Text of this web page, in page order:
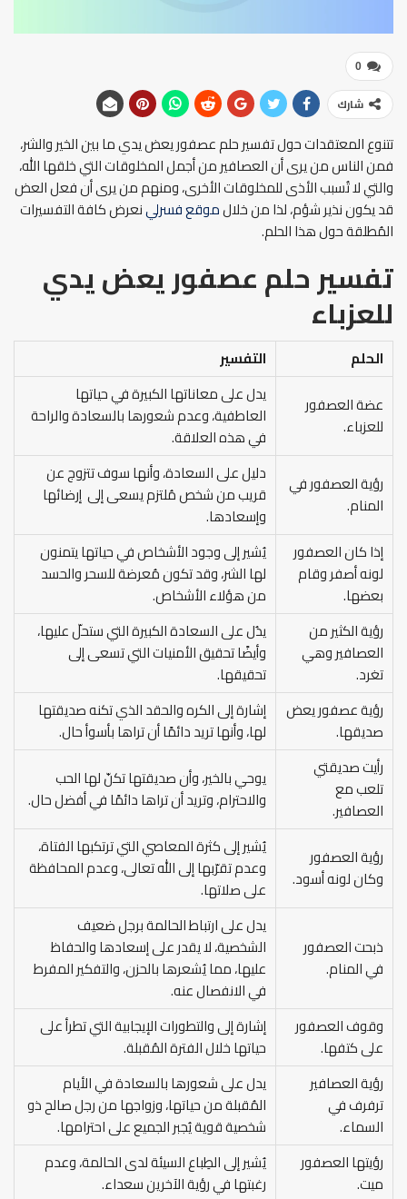
0
شارك
تتنوع المعتقدات حول تفسير حلم عصفور يعض يدي ما بين الخير والشر،
فمن الناس من يرى أن العصافير من أجمل المخلوقات التي خلقها الله،
والتي لا تُسبب الأذى للمخلوقات الأخرى، ومنهم من يرى أن فعل العض
قد يكون نذير شؤم، لذا من خلالموقع فسرلينعرض كافة التفسيرات
المُطلقة حول هذا الحلم.
تفسير حلم عصفور يعض يدي
للعزباء
الحلم
التفسير
عضة العصفور
للعزباء.
يدل على معاناتها الكبيرة في حياتها
العاطفية، وعدم شعورها بالسعادة والراحة
في هذه العلاقة.
رؤية العصفور في
المنام.
دليل على السعادة، وأنها سوف تتزوج عن
قريب من شخص مُلتزم يسعى إلى إرضائها
وإسعادها.
إذا كان العصفور
لونه أصفر وقام
بعضها.
يُشير إلى وجود الأشخاص في حياتها يتمنون
لها الشر، وقد تكون مُعرضة للسحر والحسد
من هؤلاء الأشخاص.
رؤية الكثير من
العصافير وهي
تغرد.
يدُل على السعادة الكبيرة التي ستحلّ عليها،
وأيضًا تحقيق الأمنيات التي تسعى إلى
تحقيقها.
رؤية عصفور يعض
صديقها.
إشارة إلى الكره والحقد الذي تكنه صديقتها
لها، وأنها تريد دائمًا أن تراها بأسوأ حال.
رأيت صديقتي
تلعب مع
العصافير.
يوحي بالخير، وأن صديقتها تكنّ لها الحب
والاحترام، وتريد أن تراها دائمًا في أفضل حال.
رؤية العصفور
وكان لونه أسود.
يُشير إلى كثرة المعاصي التي ترتكبها الفتاة،
وعدم تقرّبها إلى الله تعالى، وعدم المحافظة
على صلاتها.
ذبحت العصفور
في المنام.
يدل على ارتباط الحالمة برجل ضعيف
الشخصية، لا يقدر على إسعادها والحفاظ
عليها، مما يُشعرها بالحزن، والتفكير المفرط
في الانفصال عنه.
وقوف العصفور
على كتفها.
إشارة إلى والتطورات الإيجابية التي تطرأ على
حياتها خلال الفترة المُقبلة.
رؤية العصافير
ترفرف في
السماء.
يدل على شعورها بالسعادة في الأيام
المُقبلة من حياتها، وزواجها من رجل صالح ذو
شخصية قوية يُجبر الجميع على احترامها.
رؤيتها العصفور
ميت.
يُشير إلى الطِباع السيئة لدى الحالمة، وعدم
رغبتها في رؤية الآخرين سعداء.